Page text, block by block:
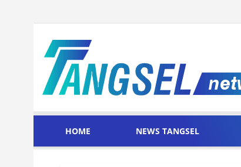
HOME NEWS TANGSEL